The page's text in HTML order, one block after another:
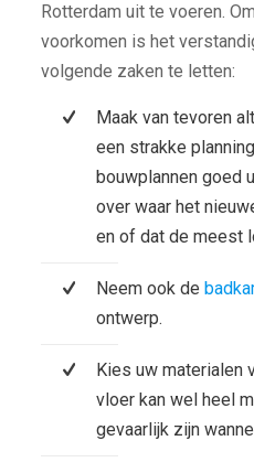
Rotterdam uit te voeren.
voorkomen is het
volgende zaken te letten:
Maak van tevoren
een strakke
bouwplannen goed
over waar het
en of dat de meest
Neem ook de
ontwerp.
Kies uw materialen
vloer kan wel heel
gevaarlijk zijn